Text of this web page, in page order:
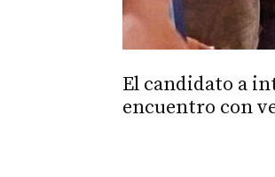
El candidato a
encuentro con